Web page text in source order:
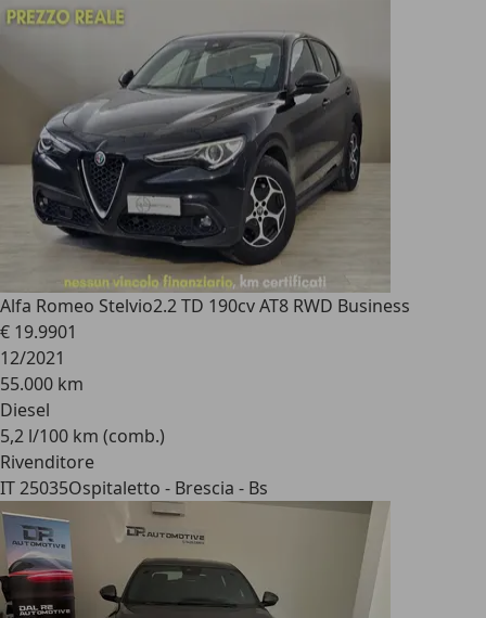
Alfa Romeo Stelvio2.2 TD 190cv AT8 RWD Business
€ 19.9901
12/2021
55.000 km
Diesel
5,2 l/100 km (comb.)
Rivenditore
IT 25035Ospitaletto - Brescia - Bs